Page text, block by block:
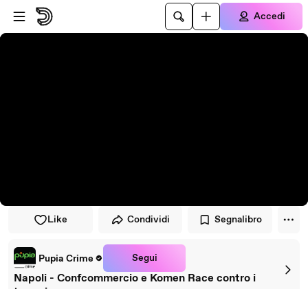
Vai al lettore
Passa al contenuto principale
Accedi
Like Condividi Segnalibro
Pupia Crime Segui
Napoli - Confcommercio e Komen Race contro i